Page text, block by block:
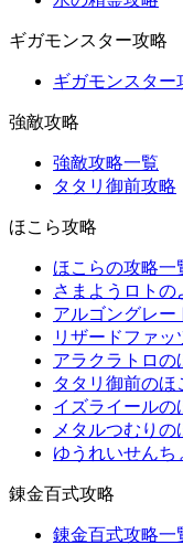
ギガモンスター攻略
ギガモンスター
強敵攻略
強敵攻略一覧
タタリ御前攻略
ほこら攻略
ほこらの攻略一
さまようロトの
アルゴングレー
リザードファッ
アラクラトロの
タタリ御前のほ
イズライールの
メタルつむりの
ゆうれいせんち
錬金百式攻略
錬金百式攻略一